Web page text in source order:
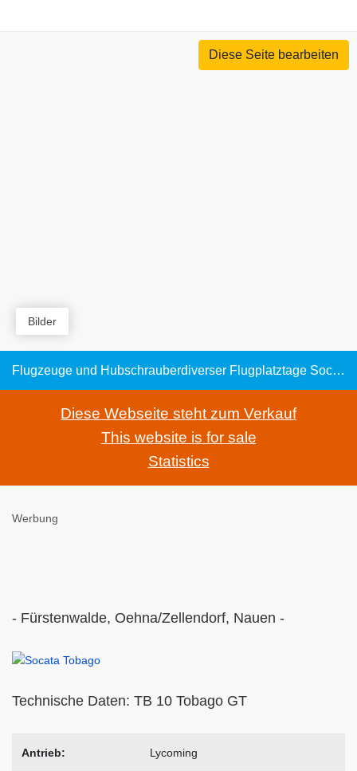
Diese Seite bearbeiten
Bilder
Flugzeuge und Hubschrauberdiverser Flugplatztage Socata TB 10 Tobago GT: 4-sitziges Reiseflugzeug
Diese Webseite steht zum Verkauf
This website is for sale
Statistics
Werbung
- Fürstenwalde, Oehna/Zellendorf, Nauen -
Technische Daten: TB 10 Tobago GT
Antrieb: Lycoming